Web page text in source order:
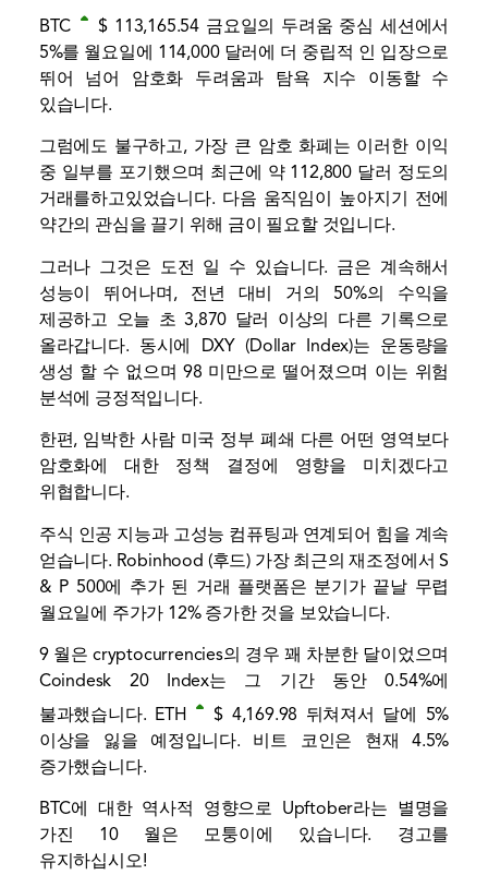
BTC $ 113,165.54금요일의 두려움 중심 세션에서
5%를 월요일에 114,000 달러에 더 중립적 인 입장으로
뛰어 넘어 암호화 두려움과 탐욕 지수 이동할 수
있습니다.
그럼에도 불구하고, 가장 큰 암호 화폐는 이러한 이익
중 일부를 포기했으며 최근에 약 112,800 달러 정도의
거래를하고있었습니다. 다음 움직임이 높아지기 전에
약간의 관심을 끌기 위해 금이 필요할 것입니다.
그러나 그것은 도전 일 수 있습니다. 금은 계속해서
성능이 뛰어나며, 전년 대비 거의 50%의 수익을
제공하고 오늘 초 3,870 달러 이상의 다른 기록으로
올라갑니다. 동시에 DXY (Dollar Index)는 운동량을
생성 할 수 없으며 98 미만으로 떨어졌으며 이는 위험
분석에 긍정적입니다.
한편, 임박한 사람 미국 정부 폐쇄 다른 어떤 영역보다
암호화에 대한 정책 결정에 영향을 미치겠다고
위협합니다.
주식 인공 지능과 고성능 컴퓨팅과 연계되어 힘을 계속
얻습니다. Robinhood (후드) 가장 최근의 재조정에서 S
& P 500에 추가 된 거래 플랫폼은 분기가 끝날 무렵
월요일에 주가가 12% 증가한 것을 보았습니다.
9 월은 cryptocurrencies의 경우 꽤 차분한 달이었으며
Coindesk 20 Index는 그 기간 동안 0.54%에
불과했습니다. ETH $ 4,169.98 뒤쳐져서 달에 5%
이상을 잃을 예정입니다. 비트 코인은 현재 4.5%
증가했습니다.
BTC에 대한 역사적 영향으로 Upftober라는 별명을
가진 10 월은 모퉁이에 있습니다. 경고를
유지하십시오!